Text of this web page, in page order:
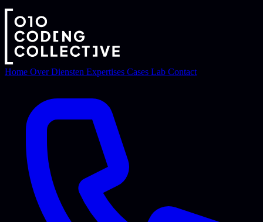
Home OverDiensten Expertises Cases Lab Contact